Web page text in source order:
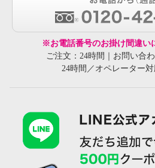
※お電話番号のお掛け間違い
ご注文：24時間｜お問い合
24時間／オペレーター対